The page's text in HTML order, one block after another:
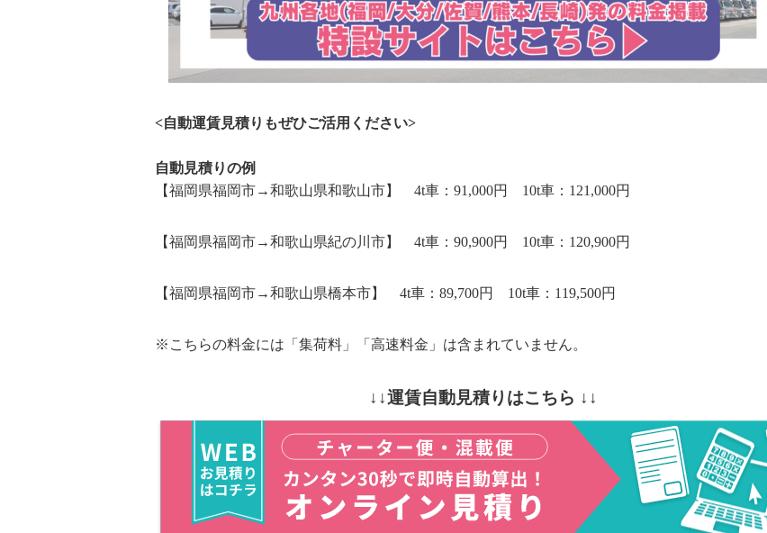
<自動運賃見積りもぜひご活用ください>
自動見積りの例
【福岡県福岡市→和歌山県和歌山市】 4t車：91,000円 10t車：121,000円
【福岡県福岡市→和歌山県紀の川市】 4t車：90,900円 10t車：120,900円
【福岡県福岡市→和歌山県橋本市】 4t車：89,700円 10t車：119,500円
※こちらの料金には「集荷料」「高速料金」は含まれていません。
↓↓運賃自動見積りはこちら ↓↓